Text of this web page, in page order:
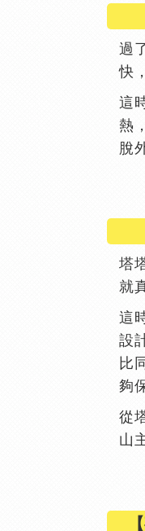
過
快
這
熱
脫
塔
就
這
設
比
夠
從
山